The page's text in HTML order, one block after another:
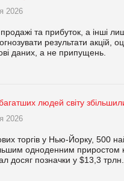
2026
та прибуток, а інші
результати акцій,
даних, а не припущень.
людей світу
2026
торгів у Нью-Йорку, 500
одноденним приростом
досяг позначки у $13,3